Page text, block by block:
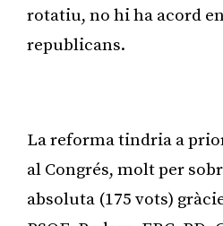
rotatiu, no hi ha acord
republicans.
La reforma tindria a
al Congrés, molt per
absoluta (175 vots)